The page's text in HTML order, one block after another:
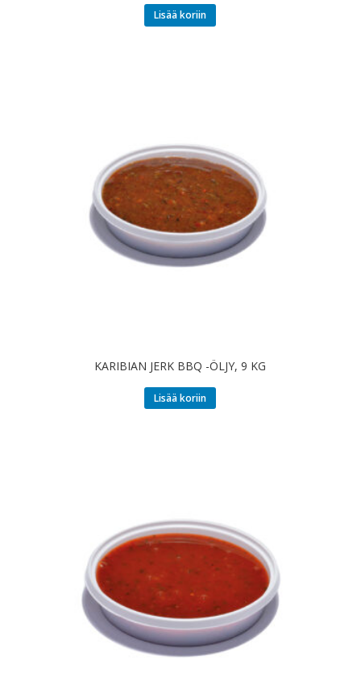
Lisää koriin
KARIBIAN JERK BBQ -ÖLJY, 9 KG
Lisää koriin